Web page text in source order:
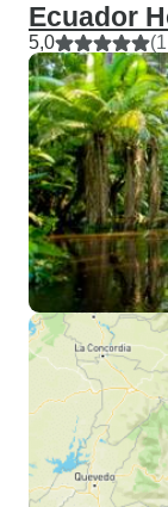
Ecuador
5,0